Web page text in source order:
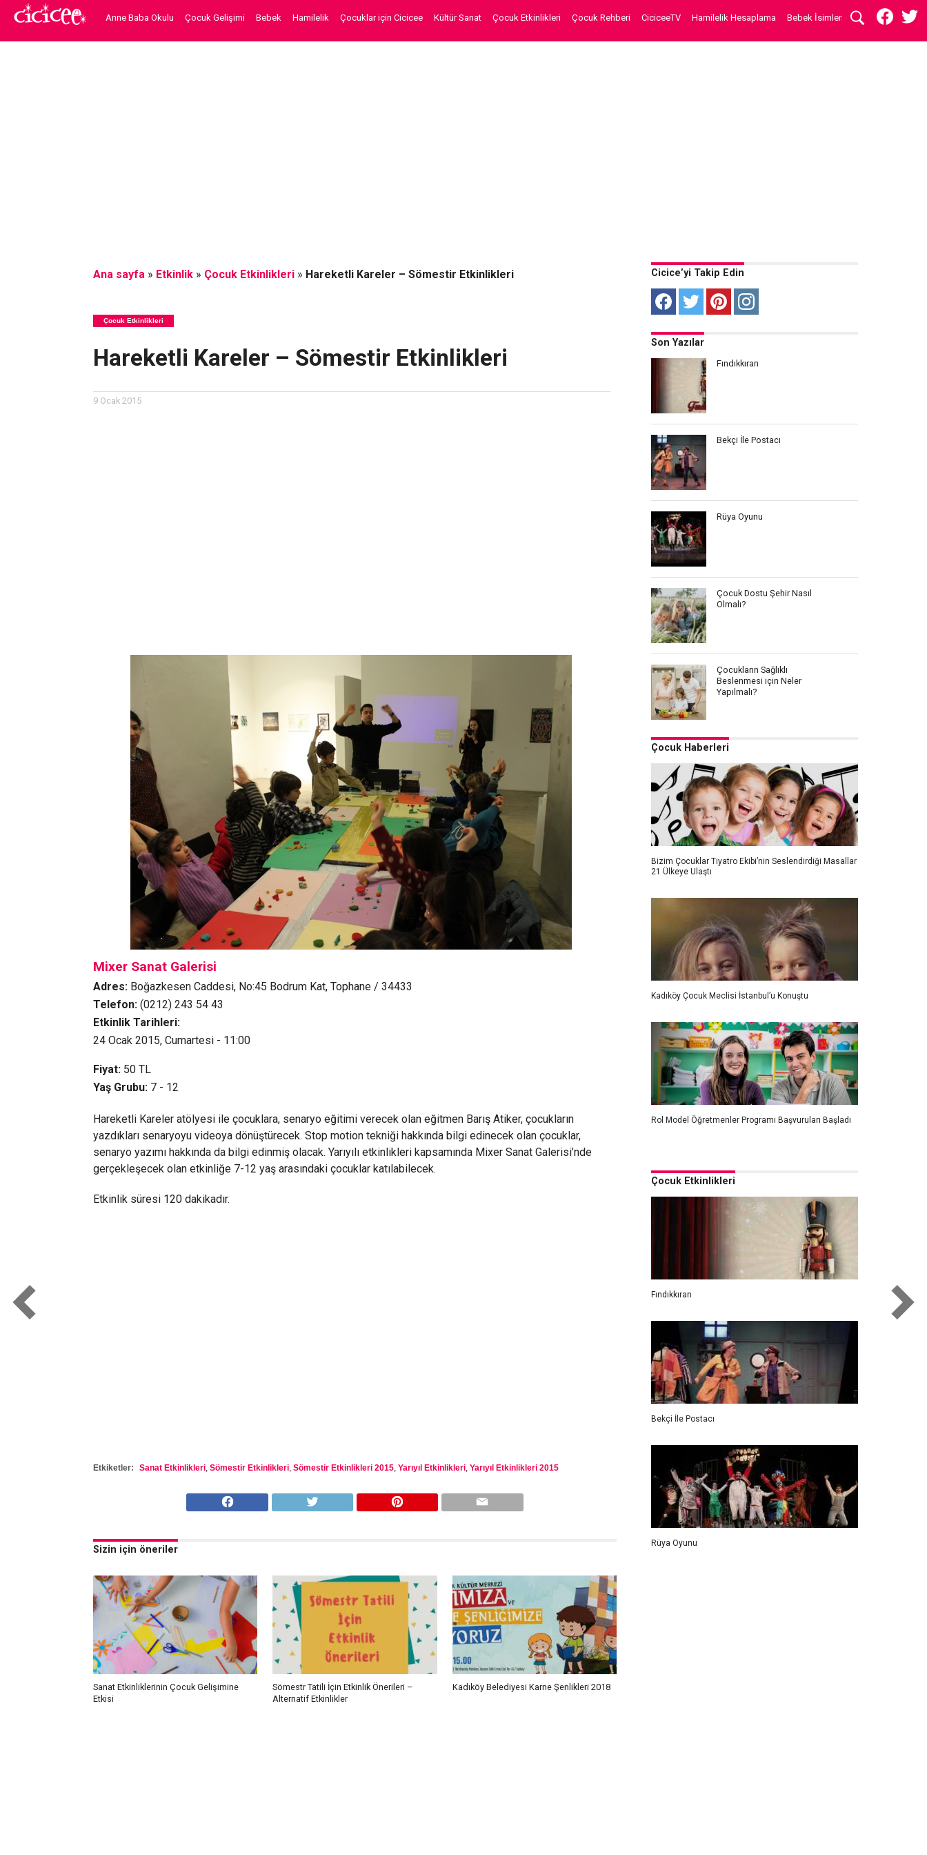
Anne Baba Okulu Çocuk Gelişimi Bebek Hamilelik Çocuklar için Cicicee Kültür Sanat Çocuk Etkinlikleri Çocuk Rehberi CiciceeTV Hamilelik Hesaplama Bebek İsimleri
Ana sayfa» Etkinlik» Çocuk Etkinlikleri» Hareketli Kareler – Sömestir Etkinlikleri
Çocuk Etkinlikleri
Hareketli Kareler – Sömestir Etkinlikleri
9 Ocak 2015
Mixer Sanat Galerisi
Adres: Boğazkesen Caddesi, No:45 Bodrum Kat, Tophane / 34433
Telefon: (0212) 243 54 43
Etkinlik Tarihleri:
24 Ocak 2015, Cumartesi - 11:00
Fiyat: 50TL
Yaş Grubu:7 - 12
Hareketli Kareler atölyesi ile çocuklara, senaryo eğitimi verecek olan eğitmen Barış Atiker, çocukların
yazdıkları senaryoyu videoya dönüştürecek. Stop motion tekniği hakkında bilgi edinecek olan çocuklar,
senaryo yazımı hakkında da bilgi edinmiş olacak. Yarıyılı etkinlikleri kapsamında Mixer Sanat Galerisi’nde
gerçekleşecek olan etkinliğe 7-12 yaş arasındaki çocuklar katılabilecek.
Etkinlik süresi 120 dakikadır.
Etkiketler: Sanat Etkinlikleri, Sömestir Etkinlikleri, Sömestir Etkinlikleri 2015, Yarıyıl Etkinlikleri, Yarıyıl Etkinlikleri 2015
Sizin için öneriler
Sanat Etkinliklerinin Çocuk Gelişimine
Etkisi
Sömestr Tatili İçin Etkinlik Önerileri –
Alternatif Etkinlikler
Kadıköy Belediyesi Karne Şenlikleri 2018
Cicice’yi Takip Edin
Son Yazılar
Fındıkkıran
Bekçi İle Postacı
Rüya Oyunu
Çocuk Dostu Şehir Nasıl
Olmalı?
Çocukların Sağlıklı
Beslenmesi için Neler
Yapılmalı?
Çocuk Haberleri
Bizim Çocuklar Tiyatro Ekibi’nin Seslendirdiği Masallar
21 Ülkeye Ulaştı
Kadıköy Çocuk Meclisi İstanbul’u Konuştu
Rol Model Öğretmenler Programı Başvuruları Başladı
Çocuk Etkinlikleri
Fındıkkıran
Bekçi İle Postacı
Rüya Oyunu